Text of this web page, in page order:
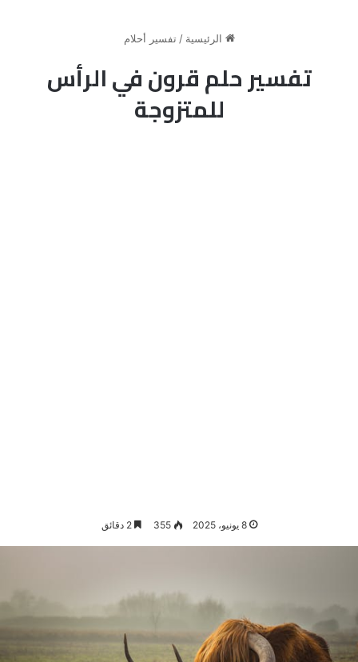
الرئيسية / تفسير أحلام
تفسير حلم قرون في الرأس
للمتزوجة
8 يونيو، 2025 355 2 دقائق